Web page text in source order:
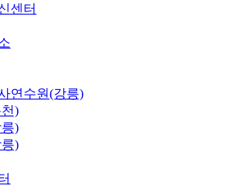
센터
연수원(강릉)
)
)
)